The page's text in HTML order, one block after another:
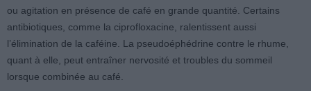
ou agitation en présence de café en grande quantité. Certains
antibiotiques, comme la ciprofloxacine, ralentissent aussi
l’élimination de la caféine. La pseudoéphédrine contre le rhume,
quant à elle, peut entraîner nervosité et troubles du sommeil
lorsque combinée au café.